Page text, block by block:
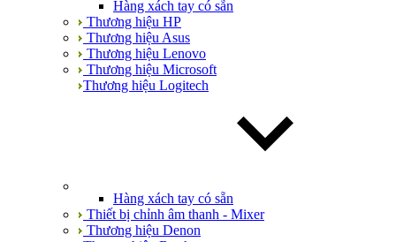
Hàng xách tay có sẵn
Thương hiệu HP
Thương hiệu Asus
Thương hiệu Lenovo
Thương hiệu Microsoft
Thương hiệu Logitech
Hàng xách tay có sẵn
Thiết bị chỉnh âm thanh - Mixer
Thương hiệu Denon